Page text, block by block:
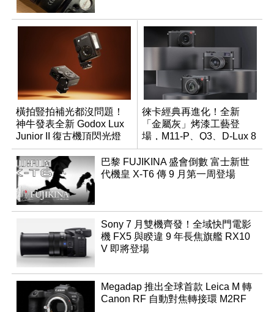
橫拍豎拍補光都沒問題！
神牛發表全新 Godox Lux
Junior II 復古機頂閃光燈
徠卡經典再進化！全新
「金屬灰」烤漆工藝登
場，M11-P、Q3、D-Lux 8
領銜換裝
巴黎 FUJIKINA 盛會倒數 富士新世
代機皇 X-T6 傳 9 月第一周登場
Sony 7 月雙機齊發！全域快門電影
機 FX5 與睽違 9 年長焦旗艦 RX10
V 即將登場
Megadap 推出全球首款 Leica M 轉
Canon RF 自動對焦轉接環 M2RF